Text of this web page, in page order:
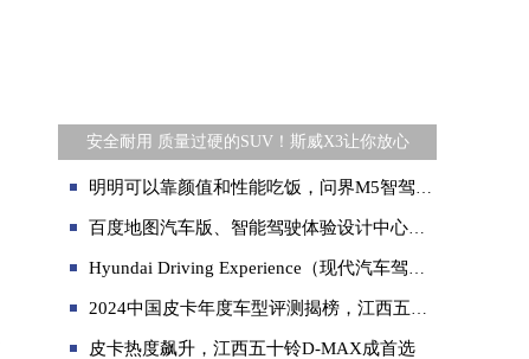
安全耐用 质量过硬的SUV！斯威X3让你放心
明明可以靠颜值和性能吃饭，问界M5智驾版却靠“双智”出圈
百度地图汽车版、智能驾驶体验设计中心等5项产品摘得中国设计红星奖，凸显行业领先实力
Hyundai Driving Experience（现代汽车驾驶培训学院） 中国首站正式开幕
2024中国皮卡年度车型评测揭榜，江西五十铃斩获两项大奖
皮卡热度飙升，江西五十铃D-MAX成首选